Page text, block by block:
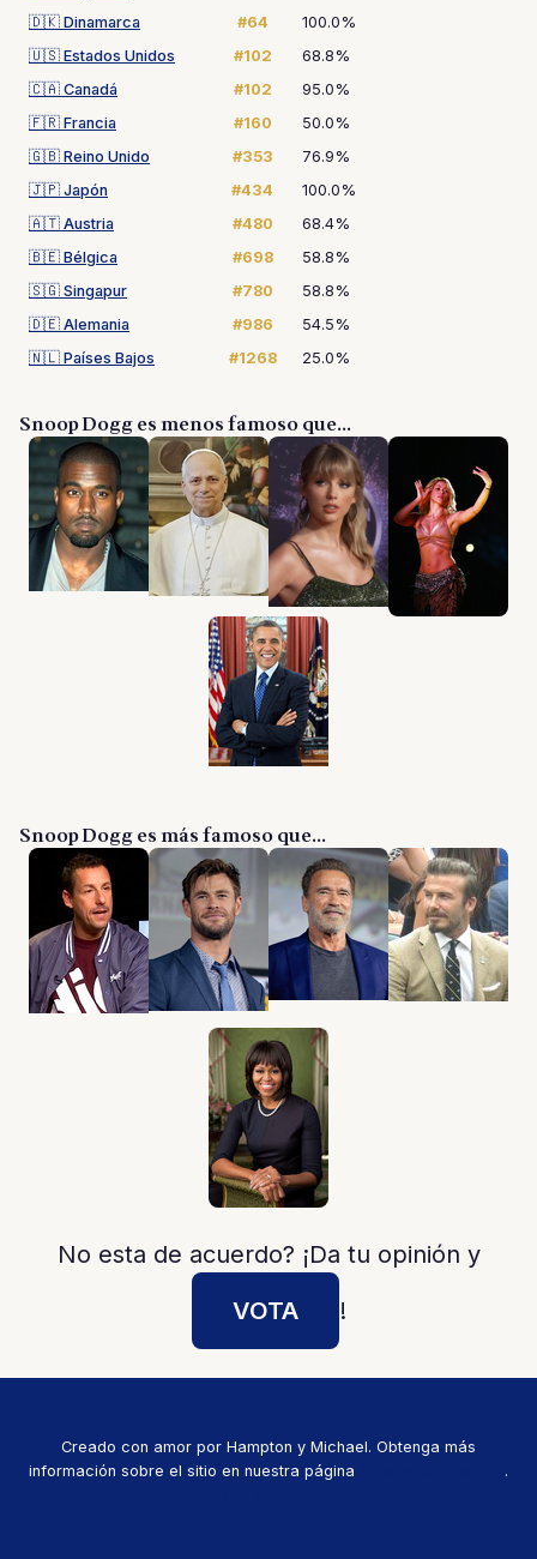
🇩🇰 Dinamarca #64
100.0%
🇺🇸 Estados Unidos #102
68.8%
🇨🇦 Canadá #102
95.0%
🇫🇷 Francia #160
50.0%
🇬🇧 Reino Unido #353
76.9%
🇯🇵 Japón #434
100.0%
🇦🇹 Austria #480
68.4%
🇧🇪 Bélgica #698
58.8%
🇸🇬 Singapur #780
58.8%
🇩🇪 Alemania #986
54.5%
🇳🇱 Países Bajos #1268 25.0%
Snoop Dogg es menos famoso que...
Snoop Dogg es más famoso que...
No esta de acuerdo? ¡Da tu opinión y
VOTA
!
Creado con amor por Hampton y Michael. Obtenga más
información sobre el sitio en nuestra página
.